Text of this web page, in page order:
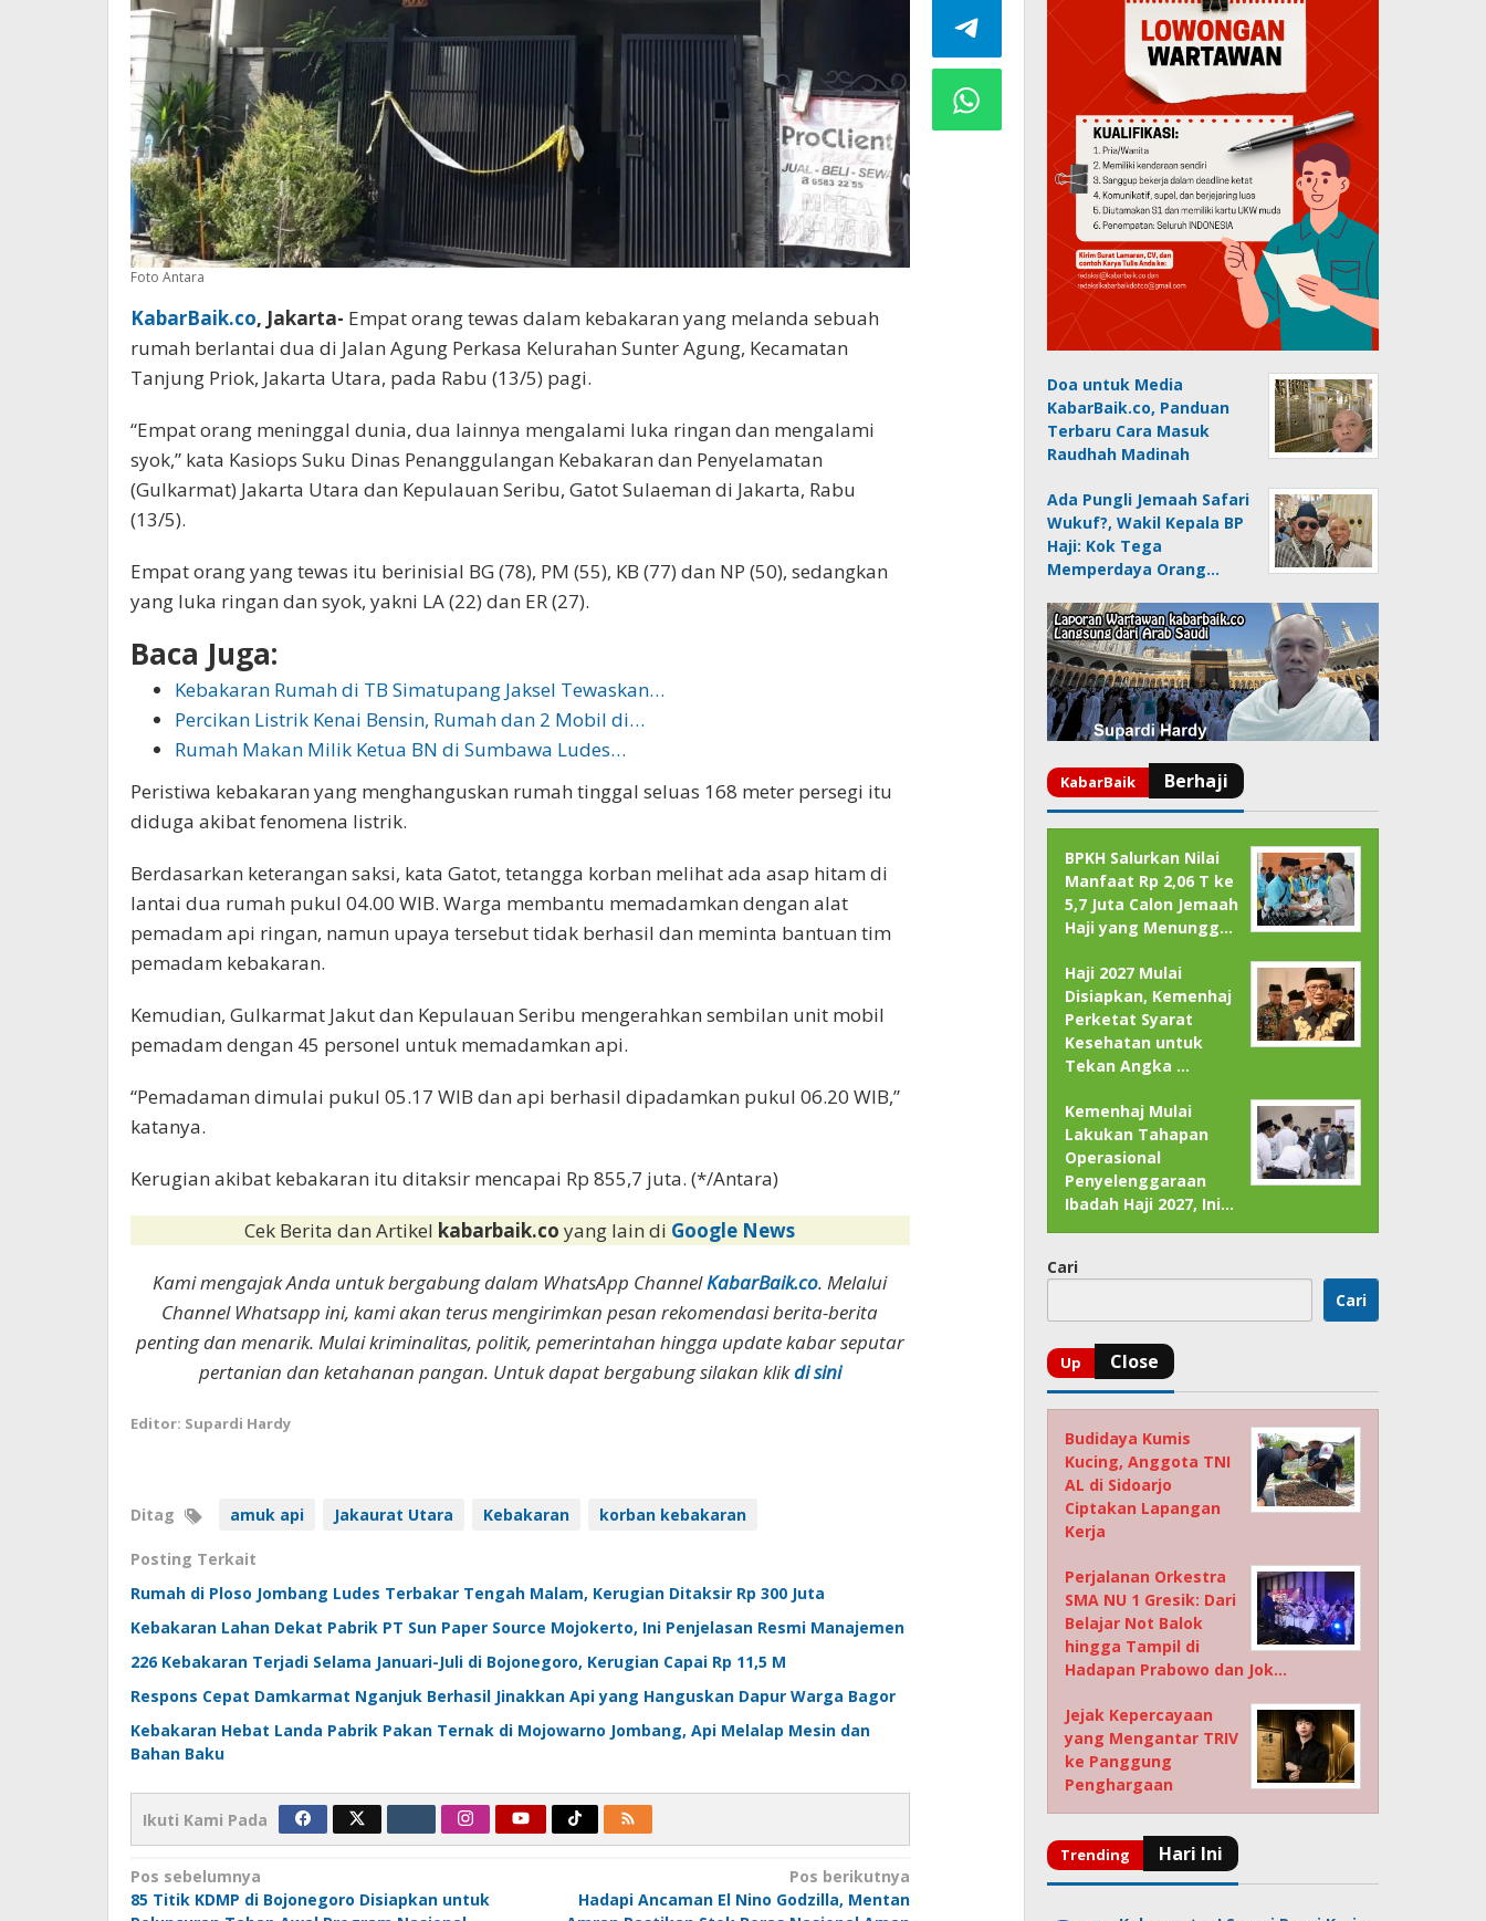
Foto Antara
KabarBaik.co, Jakarta- Empat orang tewas dalam kebakaran yang melanda sebuah
rumah berlantai dua di Jalan Agung Perkasa Kelurahan Sunter Agung, Kecamatan
Tanjung Priok, Jakarta Utara, pada Rabu (13/5) pagi.
“Empat orang meninggal dunia, dua lainnya mengalami luka ringan dan mengalami
syok,” kata Kasiops Suku Dinas Penanggulangan Kebakaran dan Penyelamatan
(Gulkarmat) Jakarta Utara dan Kepulauan Seribu, Gatot Sulaeman di Jakarta, Rabu
(13/5).
Empat orang yang tewas itu berinisial BG (78), PM (55), KB (77) dan NP (50), sedangkan
yang luka ringan dan syok, yakni LA (22) dan ER (27).
Baca Juga:
Kebakaran Rumah di TB Simatupang Jaksel Tewaskan…
Percikan Listrik Kenai Bensin, Rumah dan 2 Mobil di…
Rumah Makan Milik Ketua BN di Sumbawa Ludes…
Peristiwa kebakaran yang menghanguskan rumah tinggal seluas 168 meter persegi itu
diduga akibat fenomena listrik.
Berdasarkan keterangan saksi, kata Gatot, tetangga korban melihat ada asap hitam di
lantai dua rumah pukul 04.00 WIB. Warga membantu memadamkan dengan alat
pemadam api ringan, namun upaya tersebut tidak berhasil dan meminta bantuan tim
pemadam kebakaran.
Kemudian, Gulkarmat Jakut dan Kepulauan Seribu mengerahkan sembilan unit mobil
pemadam dengan 45 personel untuk memadamkan api.
“Pemadaman dimulai pukul 05.17 WIB dan api berhasil dipadamkan pukul 06.20 WIB,”
katanya.
Kerugian akibat kebakaran itu ditaksir mencapai Rp 855,7 juta. (*/Antara)
Cek Berita dan Artikel kabarbaik.coyang lain di Google News
Kami mengajak Anda untuk bergabung dalam WhatsApp ChannelKabarBaik.co. Melalui
Channel Whatsapp ini, kami akan terus mengirimkan pesan rekomendasi berita-berita
penting dan menarik. Mulai kriminalitas, politik, pemerintahan hingga update kabar seputar
pertanian dan ketahanan pangan. Untuk dapat bergabung silakan klikdi sini
Editor: Supardi Hardy
Ditag amuk api Jakaurat Utara Kebakaran korban kebakaran
Posting Terkait
Rumah di Ploso Jombang Ludes Terbakar Tengah Malam, Kerugian Ditaksir Rp 300 Juta
Kebakaran Lahan Dekat Pabrik PT Sun Paper Source Mojokerto, Ini Penjelasan Resmi Manajemen
226 Kebakaran Terjadi Selama Januari-Juli di Bojonegoro, Kerugian Capai Rp 11,5 M
Respons Cepat Damkarmat Nganjuk Berhasil Jinakkan Api yang Hanguskan Dapur Warga Bagor
Kebakaran Hebat Landa Pabrik Pakan Ternak di Mojowarno Jombang, Api Melalap Mesin dan
Bahan Baku
Ikuti Kami Pada
Navigasi
pos
Pos sebelumnya
85 Titik KDMP di Bojonegoro Disiapkan untuk
Pos berikutnya
Hadapi Ancaman El Nino Godzilla, Mentan
Doa untuk Media
KabarBaik.co, Panduan
Terbaru Cara Masuk
Raudhah Madinah
Ada Pungli Jemaah Safari
Wukuf?, Wakil Kepala BP
Haji: Kok Tega
Memperdaya Orang…
BPKH Salurkan Nilai
Manfaat Rp 2,06 T ke
5,7 Juta Calon Jemaah
Haji yang Menungg…
Haji 2027 Mulai
Disiapkan, Kemenhaj
Perketat Syarat
Kesehatan untuk
Tekan Angka …
Kemenhaj Mulai
Lakukan Tahapan
Operasional
Penyelenggaraan
Ibadah Haji 2027, Ini…
Cari
Cari
Budidaya Kumis
Kucing, Anggota TNI
AL di Sidoarjo
Ciptakan Lapangan
Kerja
Perjalanan Orkestra
SMA NU 1 Gresik: Dari
Belajar Not Balok
hingga Tampil di
Hadapan Prabowo dan Jok…
Jejak Kepercayaan
yang Mengantar TRIV
ke Panggung
Penghargaan